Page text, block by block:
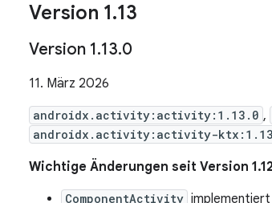
Version 1.13
Version 1.13.0
11. März 2026
androidx.activity:activity:1.13.0 ,
androidx.activity:activity-
Wichtige Änderungen seit Version
ComponentActivity